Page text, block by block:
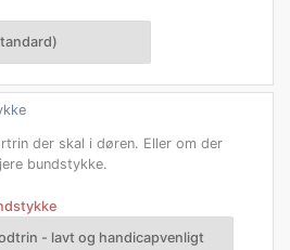
der skal i døren. Eller om der
bundstykke.